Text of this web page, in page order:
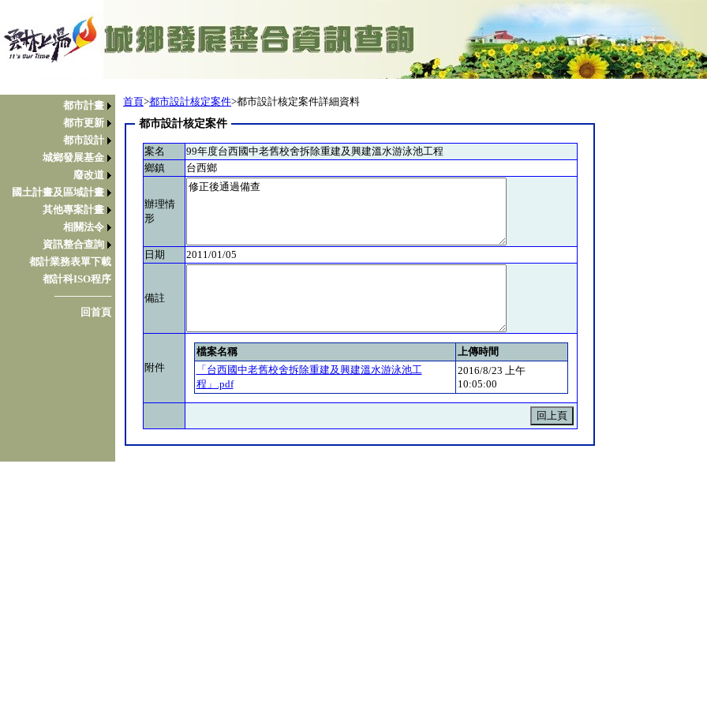
都市計畫
都市更新
都市設計
城鄉發展基金
廢改道
國土計畫及區域計畫
其他專案計畫
相關法令
資訊整合查詢
都計業務表單下載
都計科ISO程序
────────
回首頁
首頁>都市設計核定案件>都市設計核定案件詳細資料
都市設計核定案件
案名
99年度台西國中老舊校舍拆除重建及興建溫水游泳池工程
鄉鎮
台西鄉
辦理情
形
日期 2011/01/05
備註
附件
檔案名稱
上傳時間
「台西國中老舊校舍拆除重建及興建溫水游泳池工
程」.pdf
2016/8/23 上午
10:05:00